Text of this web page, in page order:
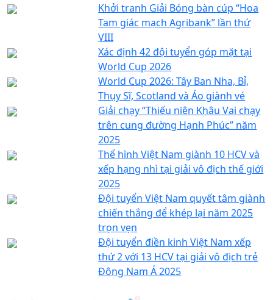
Khởi tranh Giải Bóng bàn cúp “Hoa
Tam giác mạch Agribank” lần thứ
VIII
Xác định 42 đội tuyển góp mặt tại
World Cup 2026
World Cup 2026: Tây Ban Nha, Bỉ,
Thụy Sĩ, Scotland và Áo giành vé
Giải chạy “Thiếu niên Khâu Vai chạy
trên cung đường Hạnh Phúc” năm
2025
Thể hình Việt Nam giành 10 HCV và
xếp hạng nhì tại giải vô địch thế giới
2025
Đội tuyển Việt Nam quyết tâm giành
chiến thắng để khép lại năm 2025
trọn vẹn
Đội tuyển điền kinh Việt Nam xếp
thứ 2 với 13 HCV tại giải vô địch trẻ
Đông Nam Á 2025